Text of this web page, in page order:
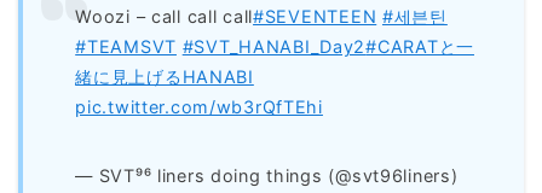
Woozi – call call call#SEVENTEEN #세븐틴
#TEAMSVT #SVT_HANABI_Day2#CARATと一
緒に見上げるHANABI
pic.twitter.com/wb3rQfTEhi
— SVT⁹⁶ liners doing things (@svt96liners)